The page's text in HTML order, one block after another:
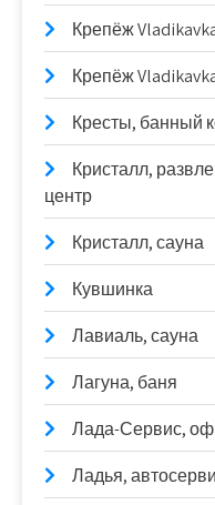
Крепёж
Крепёж
Кресты, банный
Кристалл,
центр
Кристалл, сауна
Кувшинка
Лавиаль, сауна
Лагуна, баня
Лада-Сервис,
Ладья,